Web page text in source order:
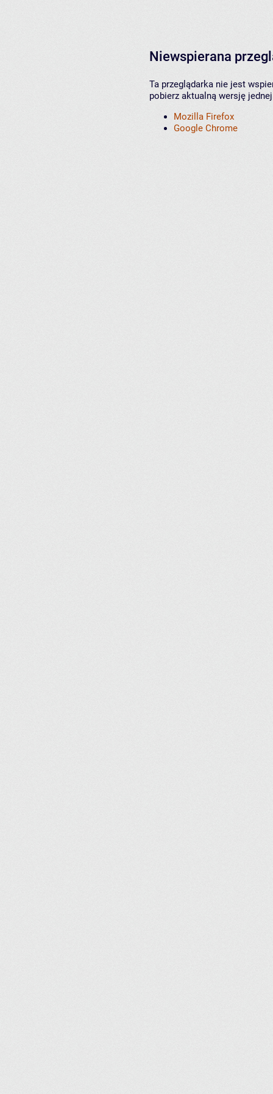
Niewspierana
Ta przeglądarka nie jest
pobierz aktualną wersję
Mozilla Firefox
Google Chrome